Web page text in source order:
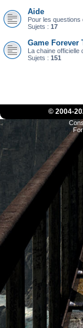
Aide
Pour les
Sujets : 17
Game Forever
La chaine officielle
Sujets : 151
© 2004-